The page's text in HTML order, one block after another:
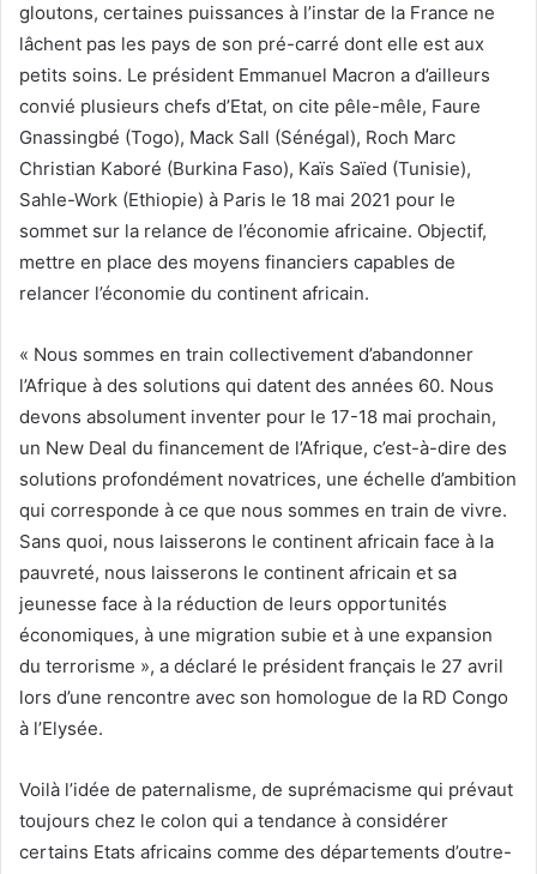
gloutons, certaines puissances à l’instar de la France ne
lâchent pas les pays de son pré-carré dont elle est aux
petits soins. Le président Emmanuel Macron a d’ailleurs
convié plusieurs chefs d’Etat, on cite pêle-mêle, Faure
Gnassingbé (Togo), Mack Sall (Sénégal), Roch Marc
Christian Kaboré (Burkina Faso), Kaïs Saïed (Tunisie),
Sahle-Work (Ethiopie) à Paris le 18 mai 2021 pour le
sommet sur la relance de l’économie africaine. Objectif,
mettre en place des moyens financiers capables de
relancer l’économie du continent africain.
« Nous sommes en train collectivement d’abandonner
l’Afrique à des solutions qui datent des années 60. Nous
devons absolument inventer pour le 17-18 mai prochain,
un New Deal du financement de l’Afrique, c’est-à-dire des
solutions profondément novatrices, une échelle d’ambition
qui corresponde à ce que nous sommes en train de vivre.
Sans quoi, nous laisserons le continent africain face à la
pauvreté, nous laisserons le continent africain et sa
jeunesse face à la réduction de leurs opportunités
économiques, à une migration subie et à une expansion
du terrorisme », a déclaré le président français le 27 avril
lors d’une rencontre avec son homologue de la RD Congo
à l’Elysée.
Voilà l’idée de paternalisme, de suprémacisme qui prévaut
toujours chez le colon qui a tendance à considérer
certains Etats africains comme des départements d’outre-